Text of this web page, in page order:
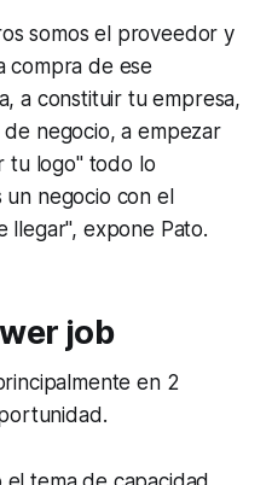
somos el proveedor y
compra de ese
a constituir tu empresa,
negocio, a empezar
tu logo" todo lo
un negocio con el
llegar", expone Pato.
job
en 2